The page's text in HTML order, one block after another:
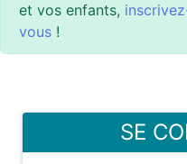
et vos enfants,
vous !
SE